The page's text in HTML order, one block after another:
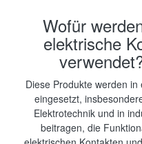
Wofür
elektrische
Diese Produkte werden
eingesetzt,
Elektrotechnik und in
beitragen, die